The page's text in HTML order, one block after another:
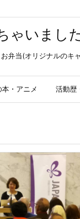
ゃいまし
弁当(オリジナルのキ
・アニメ 活動歴